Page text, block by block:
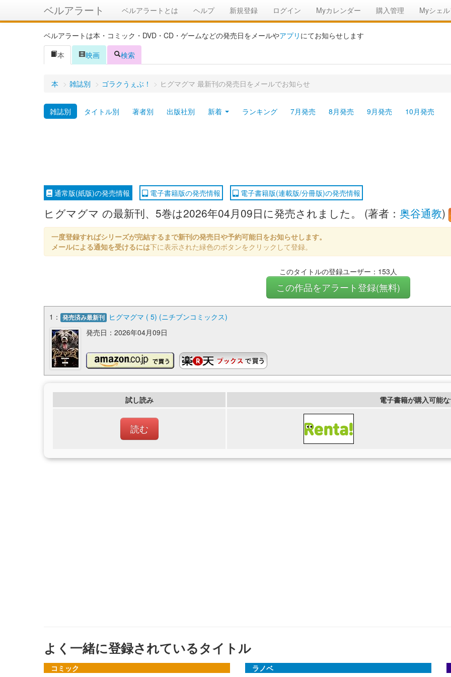
ベルアラート ベルアラートとは ヘルプ 新規登録 ログイン Myカレンダー 購入管理 Myシェ
ベルアラートは本・コミック・DVD・CD・ゲームなどの発売日をメールやアプリ にてお知らせします
本
映画 検索
本 > 雑誌別 > ゴラクうぇぶ！ > ヒグマグマ 最新刊の発売日をメールでお知らせ
雑誌別 タイトル別 著者別 出版社別 新着 ランキング 7月発売 8月発売 9月発売 10月発売
通常版(紙版)の発売情報 電子書籍版の発売情報 電子書籍版(連載版/分冊版)の発売情報
ヒグマグマ の最新刊、5巻は2026年04月09日に発売されました。 (著者： 奥谷通教)
一度登録すればシリーズが完結するまで新刊の発売日や予約可能日をお知らせします。
メールによる通知を受けるには下に表示された緑色のボタンをクリックして登録。
このタイトルの登録ユーザー：153人
この作品をアラート登録(無料)
1： 発売済み最新刊 ヒグマグマ ( 5) (ニチブンコミックス)
発売日：2026年04月09日
試し読み 電子書籍が購入可能
読む
よく一緒に登録されているタイトル
コミック
ラノベ